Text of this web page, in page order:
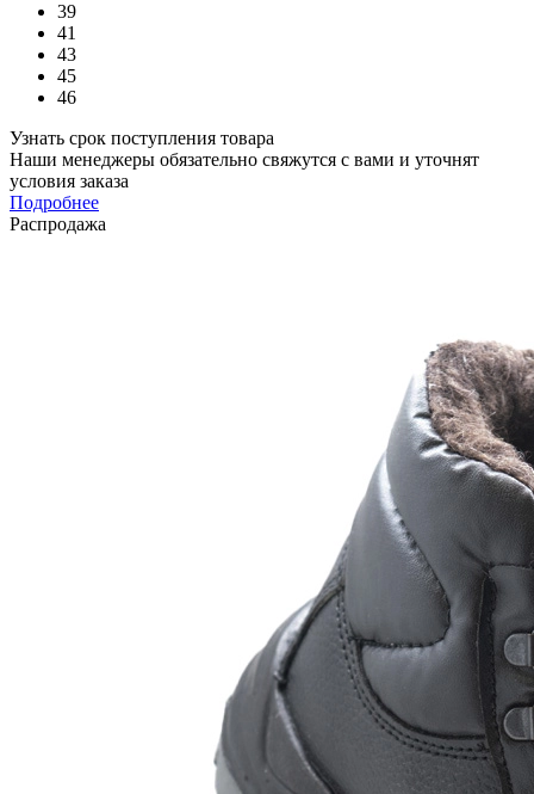
39
41
43
45
46
Узнать срок поступления товара
Наши менеджеры обязательно свяжутся с вами и уточнят
условия заказа
Подробнее
Распродажа